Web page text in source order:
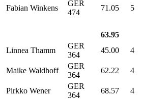
Fabian Winkens
GER
474
71.05 5
63.95
Linnea Thamm
GER
364
45.00 4
Maike Waldhoff
GER
364
62.22 4
Pirkko Wener
GER
364
68.57
4